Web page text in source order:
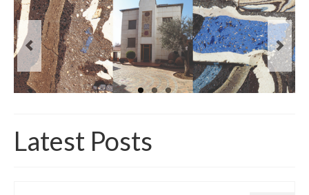
INICI
QUI SOM
GALERIA D’IMATGES
ACTUALITAT
CONTACTE
Latest Posts